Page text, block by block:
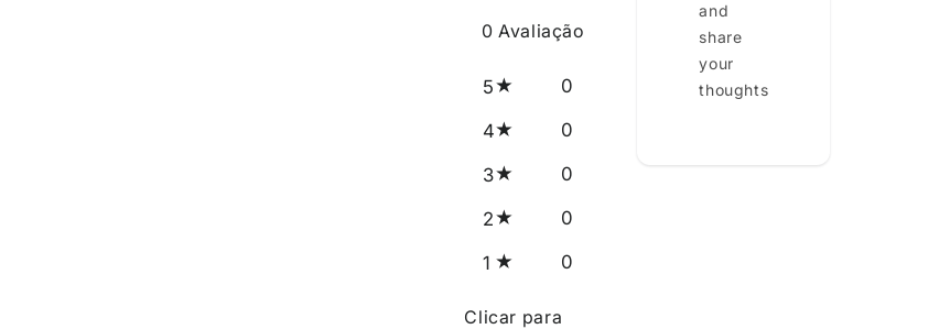
0 Avaliação
5 0
4 0
3 0
2 0
1 0
Clicar para
and
share
your
thoughts